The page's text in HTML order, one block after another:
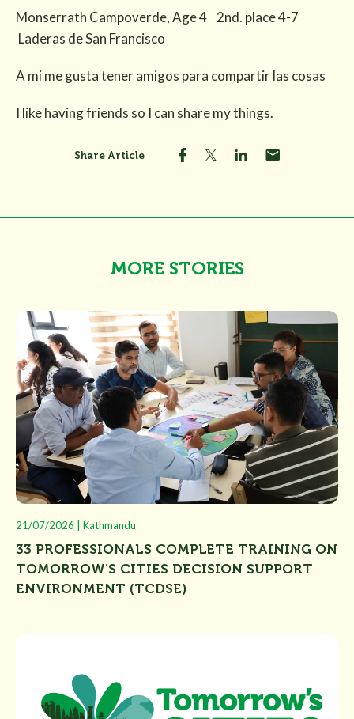
Monserrath Campoverde, Age 4 2nd. place 4-7
Laderas de San Francisco
A mi me gusta tener amigos para compartir las cosas
I like having friends so I can share my things.
Share Article
MORE STORIES
21/07/2026 | Kathmandu
33 PROFESSIONALS COMPLETE TRAINING ON
TOMORROW’S CITIES DECISION SUPPORT
ENVIRONMENT (TCDSE)